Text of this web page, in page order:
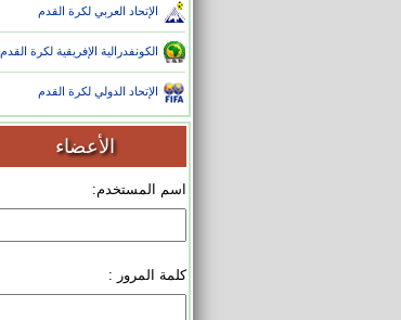
الإتحاد العربي لكرة القدم
الكونفدرالية الإفريقية لكرة القدم
الإتحاد الدولي لكرة القدم
الأعضاء
اسم المستخدم:
كلمة المرور :